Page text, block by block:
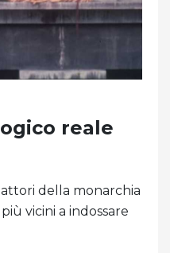
reale
della monarchia
vicini a indossare